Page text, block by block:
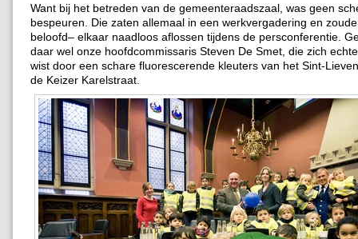
Want bij het betreden van de gemeenteraadszaal, was geen
bespeuren. Die zaten allemaal in een werkvergadering en
beloofd– elkaar naadloos aflossen tijdens de persconferentie.
daar wel onze hoofdcommissaris Steven De Smet, die zich
wist door een schare fluorescerende kleuters van het Sint-
de Keizer Karelstraat.